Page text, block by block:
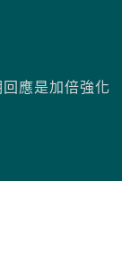
應是加倍強化